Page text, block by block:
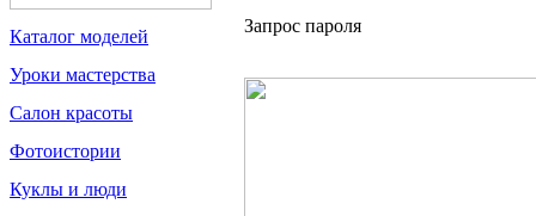
Каталог моделей
Уроки мастерства
Салон красоты
Фотоистории
Куклы и люди
Запрос пароля